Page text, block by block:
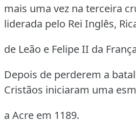
mais uma vez na terceira
liderada pelo Rei Inglês,
de Leão e Felipe II da
Depois de perderem a
Cristãos iniciaram uma
a Acre em 1189.